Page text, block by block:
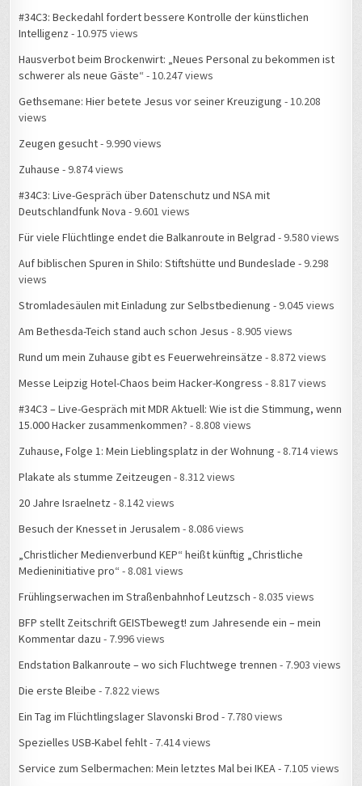
#34C3: Beckedahl fordert bessere Kontrolle der künstlichen
Intelligenz - 10.975 views
Hausverbot beim Brockenwirt: „Neues Personal zu bekommen ist
schwerer als neue Gäste“ - 10.247 views
Gethsemane: Hier betete Jesus vor seiner Kreuzigung - 10.208
views
Zeugen gesucht- 9.990 views
Zuhause - 9.874 views
#34C3: Live-Gespräch über Datenschutz und NSA mit
Deutschlandfunk Nova - 9.601 views
Für viele Flüchtlinge endet die Balkanroute in Belgrad - 9.580 views
Auf biblischen Spuren in Shilo: Stiftshütte und Bundeslade - 9.298
views
Stromladesäulen mit Einladung zur Selbstbedienung - 9.045 views
Am Bethesda-Teich stand auch schon Jesus - 8.905 views
Rund um mein Zuhause gibt es Feuerwehreinsätze - 8.872 views
Messe Leipzig Hotel-Chaos beim Hacker-Kongress - 8.817 views
#34C3 – Live-Gespräch mit MDR Aktuell: Wie ist die Stimmung, wenn
15.000 Hacker zusammenkommen? - 8.808 views
Zuhause, Folge 1: Mein Lieblingsplatz in der Wohnung - 8.714 views
Plakate als stumme Zeitzeugen - 8.312 views
20 Jahre Israelnetz - 8.142 views
Besuch der Knesset in Jerusalem - 8.086 views
„Christlicher Medienverbund KEP“ heißt künftig „Christliche
Medieninitiative pro“ - 8.081 views
Frühlingserwachen im Straßenbahnhof Leutzsch - 8.035 views
BFP stellt Zeitschrift GEISTbewegt! zum Jahresende ein – mein
Kommentar dazu - 7.996 views
Endstation Balkanroute – wo sich Fluchtwege trennen - 7.903 views
Die erste Bleibe - 7.822 views
Ein Tag im Flüchtlingslager Slavonski Brod - 7.780 views
Spezielles USB-Kabel fehlt- 7.414 views
Service zum Selbermachen: Mein letztes Mal bei IKEA- 7.105 views